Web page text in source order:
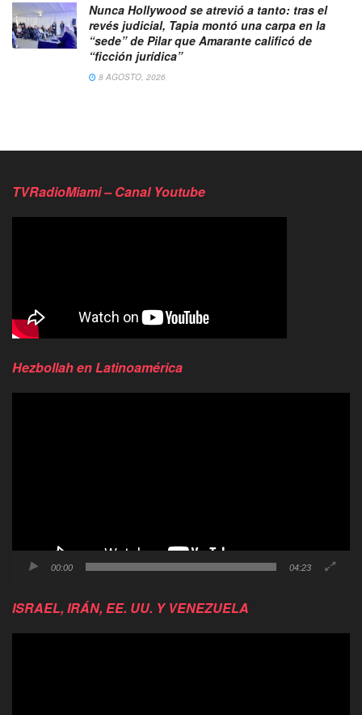
Nunca Hollywood se atrevió a tanto: tras el
revés judicial, Tapia montó una carpa en la
“sede” de Pilar que Amarante calificó de
“ficción jurídica”
8 AGOSTO, 2026
TVRadioMiami – Canal Youtube
Hezbollah en Latinoamérica
00:00 04:23
ISRAEL, IRÁN, EE. UU. Y VENEZUELA